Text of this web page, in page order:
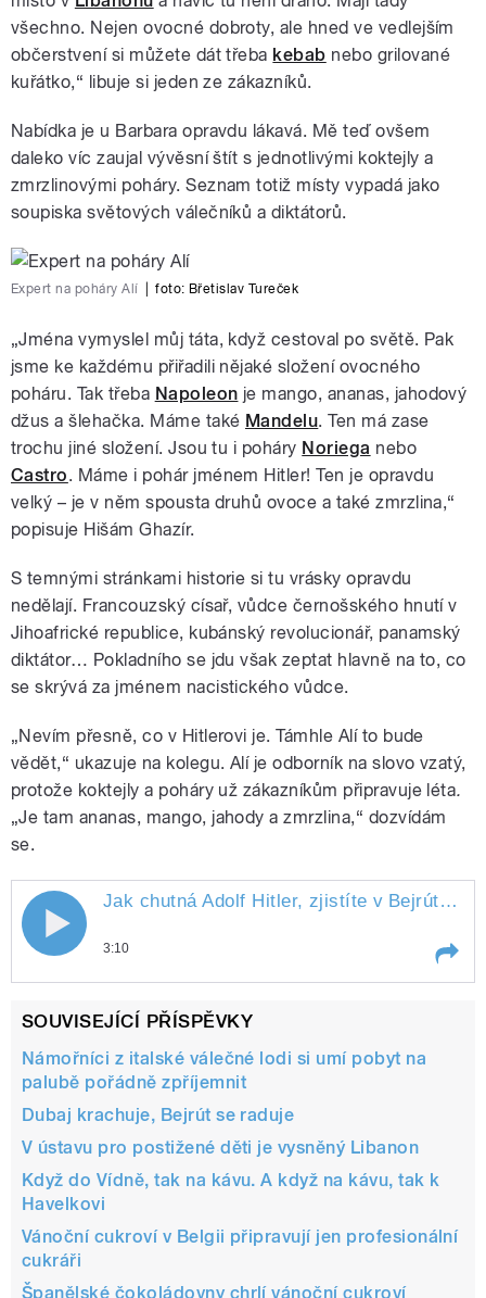
všechno. Nejen ovocné dobroty, ale hned ve vedlejším
občerstvení si můžete dát třeba kebab nebo grilované
kuřátko,“ libuje si jeden ze zákazníků.
Nabídka je u Barbara opravdu lákavá. Mě teď ovšem
daleko víc zaujal vývěsní štít s jednotlivými koktejly a
zmrzlinovými poháry. Seznam totiž místy vypadá jako
soupiska světových válečníků a diktátorů.
Expert na poháry Alí foto: Břetislav Tureček
„Jména vymyslel můj táta, když cestoval po světě. Pak
jsme ke každému přiřadili nějaké složení ovocného
poháru. Tak třeba Napoleon je mango, ananas, jahodový
džus a šlehačka. Máme také Mandelu. Ten má zase
trochu jiné složení. Jsou tu i poháry Noriega nebo
Castro. Máme i pohár jménem Hitler! Ten je opravdu
velký – je v něm spousta druhů ovoce a také zmrzlina,“
popisuje Hišám Ghazír.
S temnými stránkami historie si tu vrásky opravdu
nedělají. Francouzský císař, vůdce černošského hnutí v
Jihoafrické republice, kubánský revolucionář, panamský
diktátor… Pokladního se jdu však zeptat hlavně na to, co
se skrývá za jménem nacistického vůdce.
„Nevím přesně, co v Hitlerovi je. Támhle Alí to bude
vědět,“ ukazuje na kolegu. Alí je odborník na slovo vzatý,
protože koktejly a poháry už zákazníkům připravuje léta.
„Je tam ananas, mango, jahody a zmrzlina,“ dozvídám
se.
pause
Jak chutná Adolf Hitler, zjistíte v Bejrútu "
3:10
SOUVISEJÍCÍ PŘÍSPĚVKY
Námořníci z italské válečné lodi si umí pobyt na
palubě pořádně zpříjemnit
Dubaj krachuje, Bejrút se raduje
V ústavu pro postižené děti je vysněný Libanon
Když do Vídně, tak na kávu. A když na kávu, tak k
Havelkovi
Vánoční cukroví v Belgii připravují jen profesionální
cukráři
Španělské čokoládovny chrlí vánoční cukroví